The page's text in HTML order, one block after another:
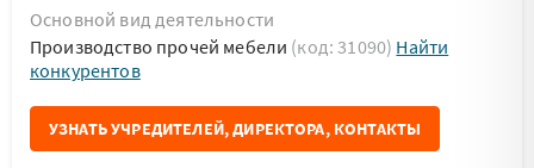
Основной вид деятельности
Производство прочей мебели (код: 31090) Найти
конкурентов
УЗНАТЬ УЧРЕДИТЕЛЕЙ, ДИРЕКТОРА, КОНТАКТЫ